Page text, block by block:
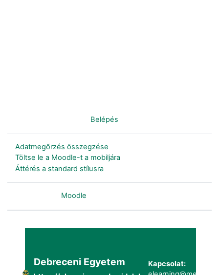
Belépés
Adatmegőrzés összegzése
Töltse le a Moodle-t a mobiljára
Áttérés a standard stílusra
Moodle
Debreceni Egyetem
Kapcsolat: